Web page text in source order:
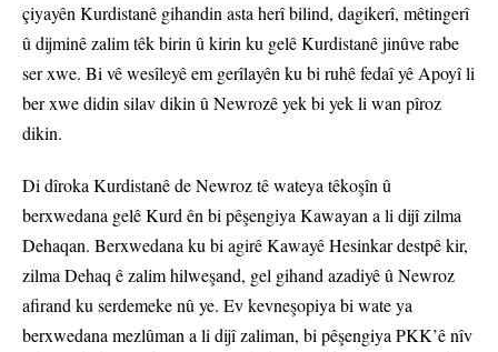
çiyayên Kurdistanê gihandin asta herî bilind, dagikerî, mêtingerî
û dijminê zalim têk birin û kirin ku gelê Kurdistanê jinûve rabe
ser xwe. Bi vê wesîleyê em gerîlayên ku bi ruhê fedaî yê Apoyî li
ber xwe didin silav dikin û Newrozê yek bi yek li wan pîroz
dikin.
Di dîroka Kurdistanê de Newroz tê wateya têkoşîn û
berxwedana gelê Kurd ên bi pêşengiya Kawayan a li dijî zilma
Dehaqan. Berxwedana ku bi agirê Kawayê Hesinkar destpê kir,
zilma Dehaq ê zalim hilweşand, gel gihand azadiyê û Newroz
afirand ku serdemeke nû ye. Ev kevneşopiya bi wate ya
berxwedana mezlûman a li dijî zaliman, bi pêşengiya PKK’ê nîv